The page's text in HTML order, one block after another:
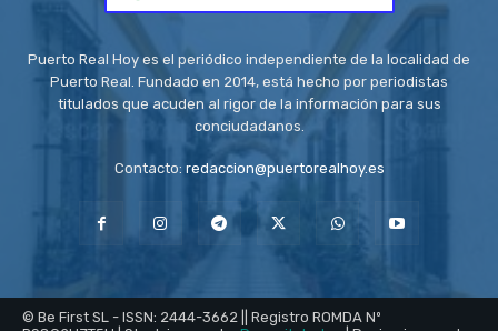
Puerto Real Hoy es el periódico independiente de la localidad de
Puerto Real. Fundado en 2014, está hecho por periodistas
titulados que acuden al rigor de la información para sus
conciudadanos.
Contacto: redaccion@puertorealhoy.es
© Be First SL - ISSN: 2444-3662 || Registro ROMDA Nº